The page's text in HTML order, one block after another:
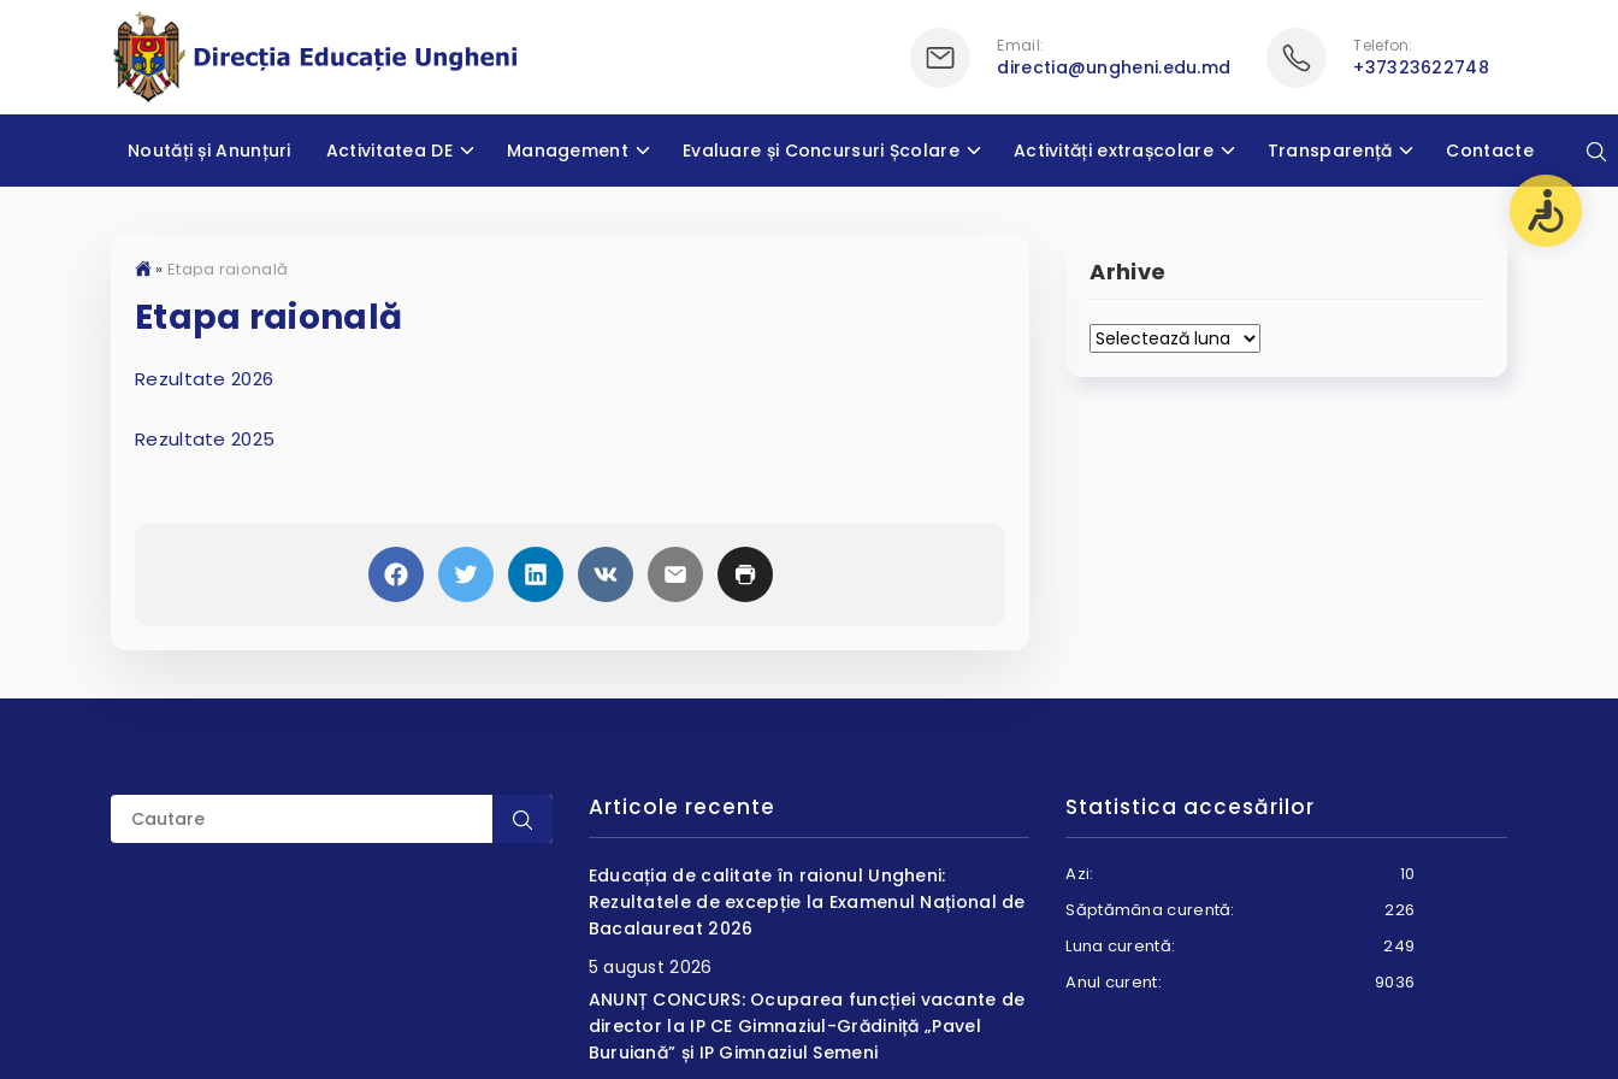
Email:
directia@ungheni.edu.md
Telefon:
+37323622748
Noutăți și Anunțuri Activitatea DE Management Evaluare și Concursuri Școlare Activități extrașcolare Transparență Contacte
» Etapa raională
Etapa raională
Rezultate 2026
Rezultate 2025
Arhive
Arhive
Articole recente
Educația de calitate în raionul Ungheni:
Rezultatele de excepție la Examenul Național de
Bacalaureat 2026
5 august 2026
ANUNȚ CONCURS: Ocuparea funcției vacante de
director la IP CE Gimnaziul-Grădiniță „Pavel
Buruiană” și IP Gimnaziul Semeni
Statistica accesărilor
Azi:
10
Săptămâna curentă:
226
Luna curentă:
249
Anul curent:
9036